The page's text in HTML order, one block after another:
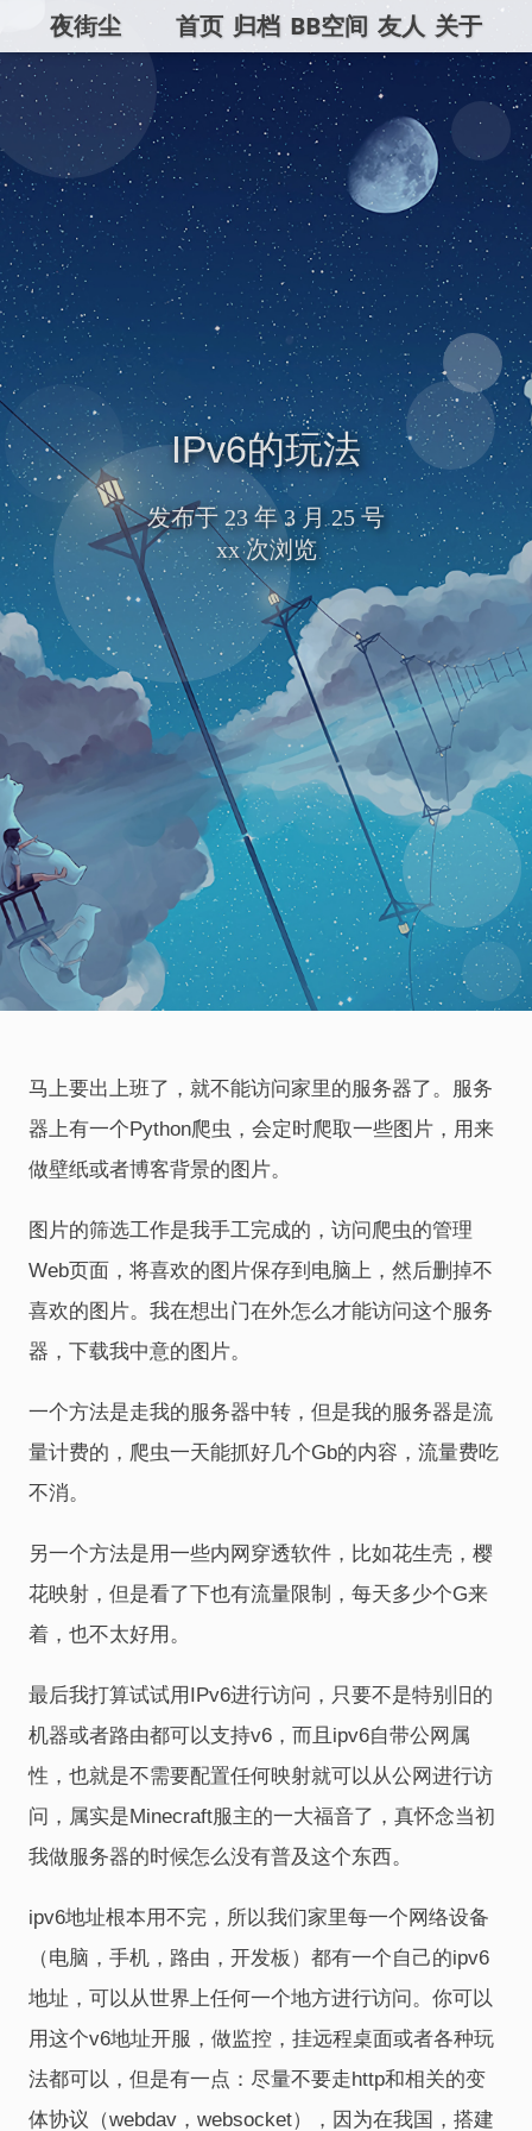
夜街尘 首页 归档 BB空间 友人 关于
IPv6的玩法
发布于 23 年 3 月 25 号
xx次浏览
马上要出上班了，就不能访问家里的服务器了。服务
器上有一个Python爬虫，会定时爬取一些图片，用来
做壁纸或者博客背景的图片。
图片的筛选工作是我手工完成的，访问爬虫的管理
Web页面，将喜欢的图片保存到电脑上，然后删掉不
喜欢的图片。我在想出门在外怎么才能访问这个服务
器，下载我中意的图片。
一个方法是走我的服务器中转，但是我的服务器是流
量计费的，爬虫一天能抓好几个Gb的内容，流量费吃
不消。
另一个方法是用一些内网穿透软件，比如花生壳，樱
花映射，但是看了下也有流量限制，每天多少个G来
着，也不太好用。
最后我打算试试用IPv6进行访问，只要不是特别旧的
机器或者路由都可以支持v6，而且ipv6自带公网属
性，也就是不需要配置任何映射就可以从公网进行访
问，属实是Minecraft服主的一大福音了，真怀念当初
我做服务器的时候怎么没有普及这个东西。
ipv6地址根本用不完，所以我们家里每一个网络设备
（电脑，手机，路由，开发板）都有一个自己的ipv6
地址，可以从世界上任何一个地方进行访问。你可以
用这个v6地址开服，做监控，挂远程桌面或者各种玩
法都可以，但是有一点：尽量不要走http和相关的变
体协议（webdav，websocket），因为在我国，搭建